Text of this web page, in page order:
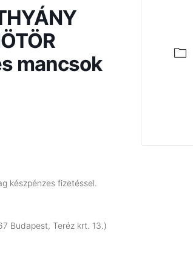
mancsok
készpénzes fizetéssel.
Budapest, Teréz krt. 13.)